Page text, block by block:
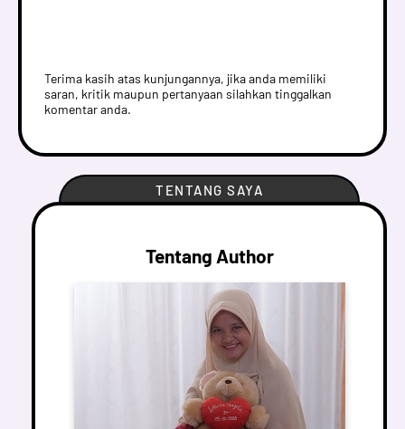
Terima kasih atas kunjungannya, jika anda memiliki
saran, kritik maupun pertanyaan silahkan tinggalkan
komentar anda.
TENTANG SAYA
Tentang Author